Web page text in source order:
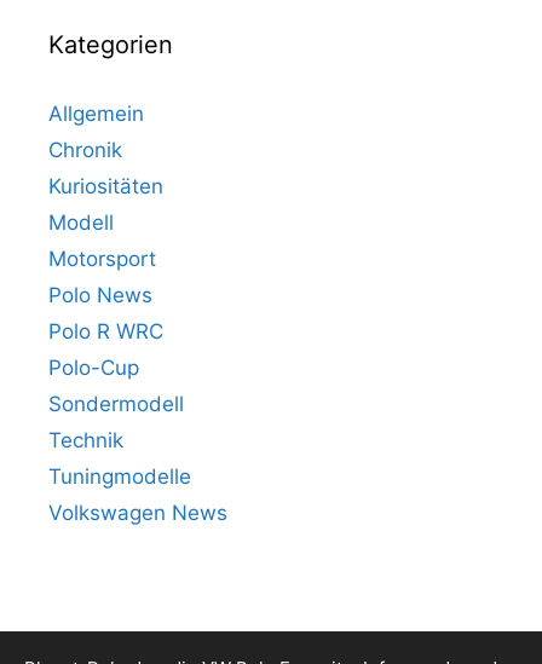
Kategorien
Allgemein
Chronik
Kuriositäten
Modell
Motorsport
Polo News
Polo R WRC
Polo-Cup
Sondermodell
Technik
Tuningmodelle
Volkswagen News